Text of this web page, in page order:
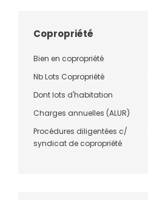
Copropriété
Bien en copropriété
Nb Lots Copropriété
Dont lots d'habitation
Charges annuelles (ALUR)
Procédures diligentées c/
syndicat de copropriété